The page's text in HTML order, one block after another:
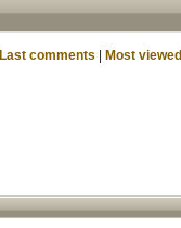
Last comments Most viewed